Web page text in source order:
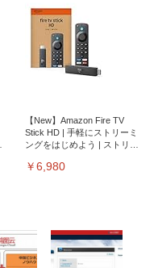
【New】Amazon Fire TV
Stick HD | 手軽にストリーミ
ングをはじめよう | ストリー
￥6,980